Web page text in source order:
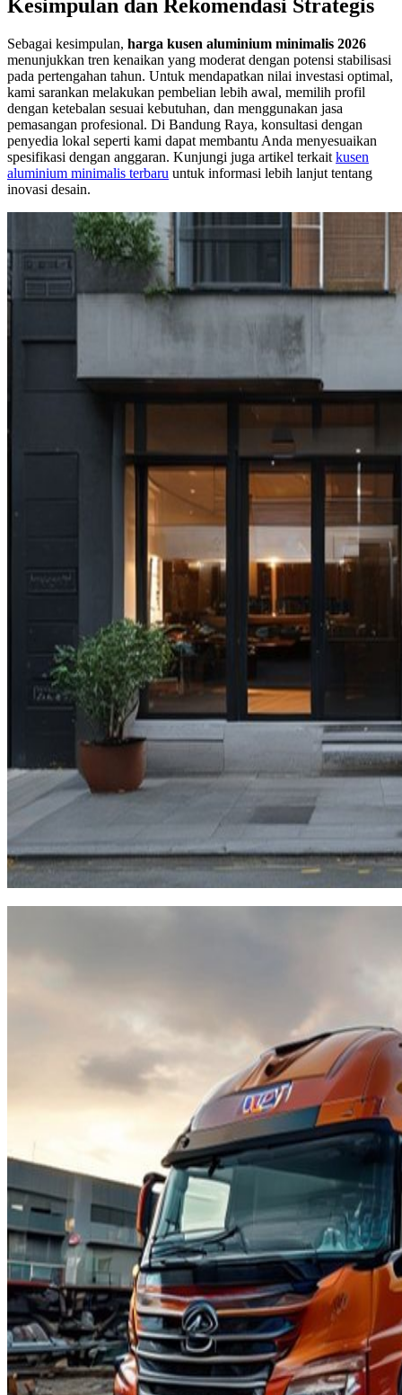
Kesimpulan dan Rekomendasi Strategis
Sebagai kesimpulan, harga kusen aluminium minimalis 2026
menunjukkan tren kenaikan yang moderat dengan potensi stabilisasi
pada pertengahan tahun. Untuk mendapatkan nilai investasi optimal,
kami sarankan melakukan pembelian lebih awal, memilih profil
dengan ketebalan sesuai kebutuhan, dan menggunakan jasa
pemasangan profesional. Di Bandung Raya, konsultasi dengan
penyedia lokal seperti kami dapat membantu Anda menyesuaikan
spesifikasi dengan anggaran. Kunjungi juga artikel terkait kusen
aluminium minimalis terbaru untuk informasi lebih lanjut tentang
inovasi desain.